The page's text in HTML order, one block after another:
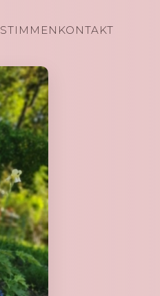
STIMMEN KONTAKT